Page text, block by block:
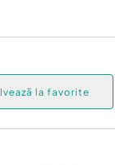
la favorite